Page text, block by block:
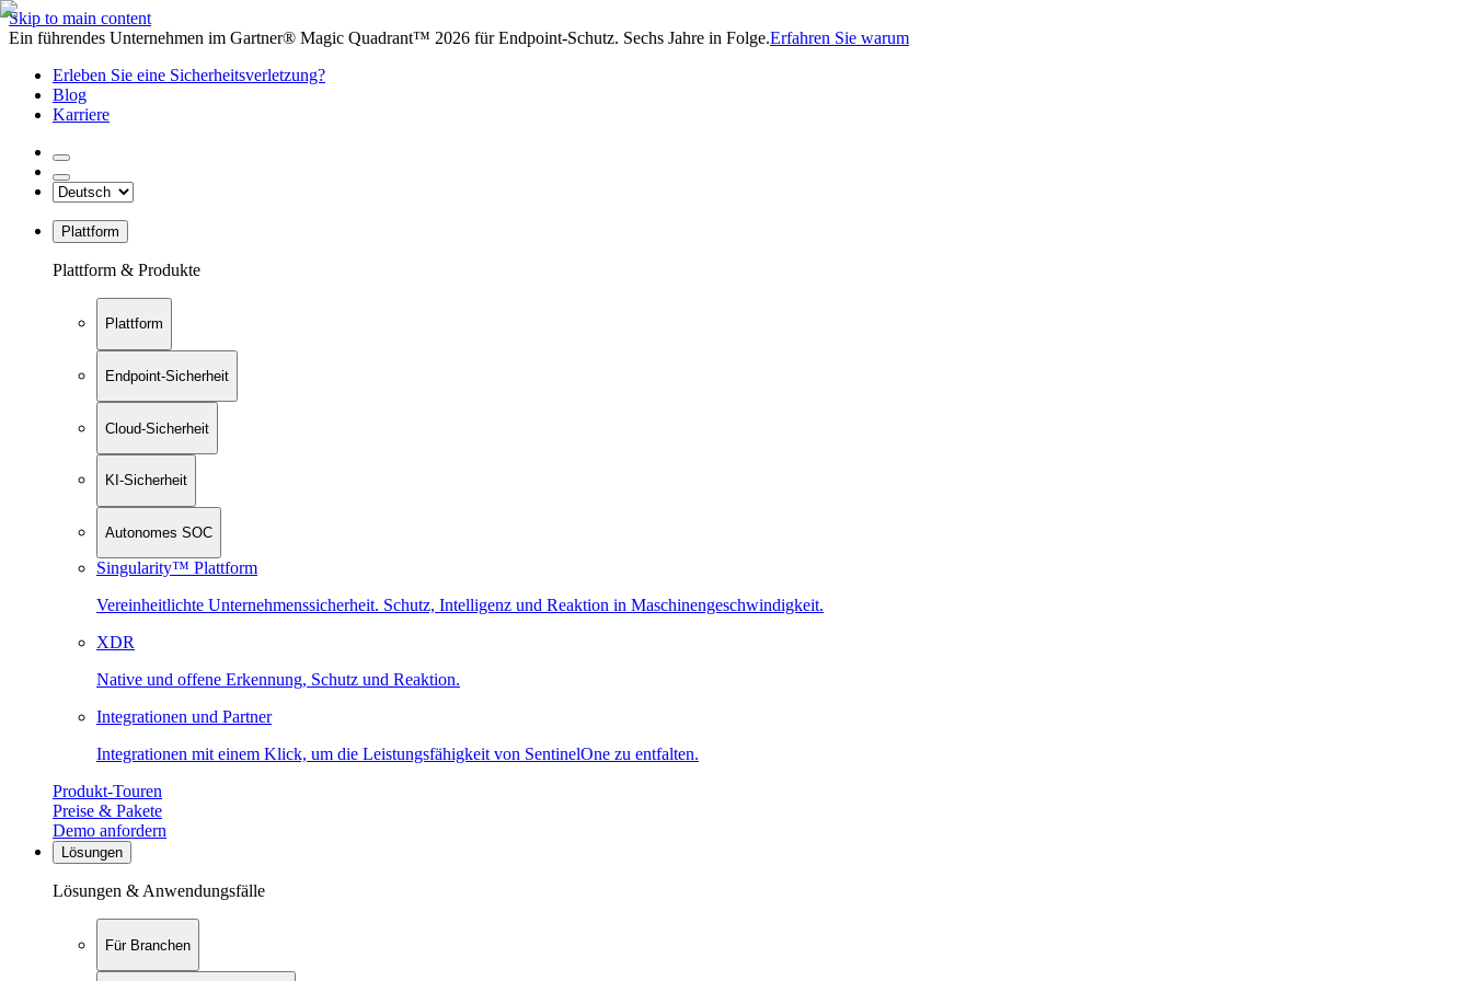
Skip to main content
Ein führendes Unternehmen im Gartner® Magic Quadrant™ 2026 für Endpoint-Schutz. Sechs Jahre in Folge.Erfahren Sie warum
Erleben Sie eine Sicherheitsverletzung?
Blog
Karriere
Plattform
Plattform & Produkte
Plattform
Endpoint-Sicherheit
Cloud-Sicherheit
KI-Sicherheit
Autonomes SOC
Singularity™ Plattform
Vereinheitlichte Unternehmenssicherheit. Schutz, Intelligenz und Reaktion in Maschinen­geschwindigkeit.
XDR
Native und offene Erkennung, Schutz und Reaktion.
Integrationen und Partner
Integrationen mit einem Klick, um die Leistungsfähigkeit von SentinelOne zu entfalten.
Produkt-Touren
Preise & Pakete
Demo anfordern
Lösungen
Lösungen & Anwendungsfälle
Für Branchen